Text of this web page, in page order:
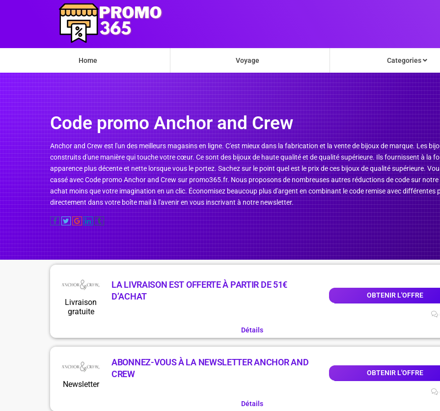
Home Voyage Categories
Code promo Anchor and Crew
Anchor and Crew est l'un des meilleurs magasins en ligne. C'est mieux dans la fabrication et la vente de bijoux de marque. Les
construits d'une manière qui touche votre cœur. Ce sont des bijoux de haute qualité et de qualité supérieure. Ils fournissent à la
apparence plus décente et nette lorsque vous le portez. Sachez sur le point quel est le prix de ces bijoux de qualité supérieure.
cassé avec Code promo Anchor and Crew sur promo365.fr. Nous proposons de nombreuses autres réductions de code sur
achat moins que votre imagination en un clic. Économisez beaucoup plus d'argent en combinant le code remise avec
directement dans votre boîte mail à l'avenir en vous inscrivant à notre newsletter.
Livraison
gratuite
LA LIVRAISON EST OFFERTE À PARTIR DE 51€
D’ACHAT
OBTENIR L'OFFRE
Détails
Newsletter
ABONNEZ-VOUS À LA NEWSLETTER ANCHOR AND
CREW
OBTENIR L'OFFRE
Détails